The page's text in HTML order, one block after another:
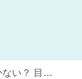
同じ球がなぜ続かない？ 目澤秀憲&黒宮幹仁、新進気鋭のコーチ二人が語るナイスショットを連発するために気にするべき“たったひとつ”のこと